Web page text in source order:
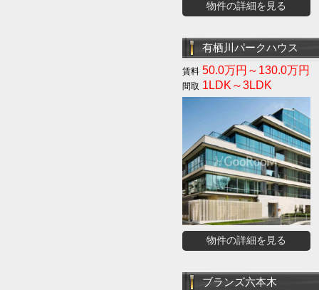
物件の詳細を見る
有栖川パークハウス
50.0万円～130.0万円
1LDK～3LDK
物件の詳細を見る
ブランズ六本木